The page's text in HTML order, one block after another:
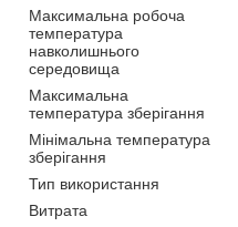
Максимальна робоча
температура
навколишнього
середовища
Максимальна
температура зберігання
Мінімальна температура
зберігання
Тип використання
Витрата